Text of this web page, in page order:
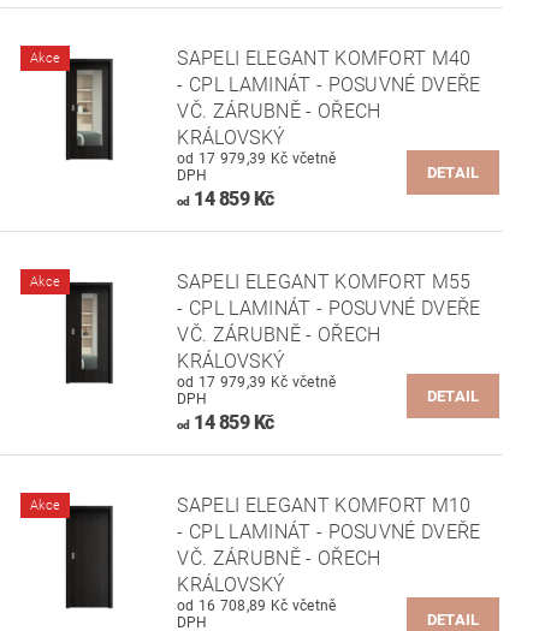
Akce
SAPELI ELEGANT KOMFORT M40
- CPL LAMINÁT - POSUVNÉ DVEŘE
VČ. ZÁRUBNĚ - OŘECH
KRÁLOVSKÝ
od 17 979,39 Kč včetně
DPH
od14 859 Kč
DETAIL
Akce
SAPELI ELEGANT KOMFORT M55
- CPL LAMINÁT - POSUVNÉ DVEŘE
VČ. ZÁRUBNĚ - OŘECH
KRÁLOVSKÝ
od 17 979,39 Kč včetně
DPH
od14 859 Kč
DETAIL
Akce
SAPELI ELEGANT KOMFORT M10
- CPL LAMINÁT - POSUVNÉ DVEŘE
VČ. ZÁRUBNĚ - OŘECH
KRÁLOVSKÝ
od 16 708,89 Kč včetně
DPH
DETAIL